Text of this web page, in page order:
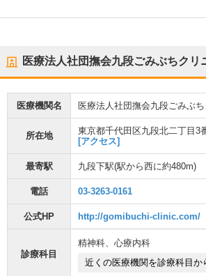
医療法人社団撫会九段ごみぶちクリ
医療機関名 医療法人社団撫会九段ごみぶ
所在地
東京都千代田区九段北二丁目3
[アクセス]
最寄駅 九段下駅(駅から西に約480m)
電話 03-3263-0161
公式HP http://gomibuchi-clinic.com/
診療科目
精神科、 心療内科
近くの医療機関を診療科目か